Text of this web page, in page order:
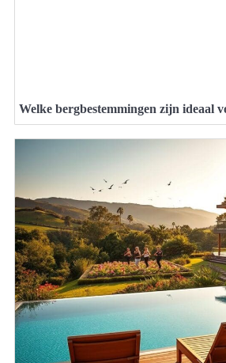
Welke bergbestemmingen zijn ideaal